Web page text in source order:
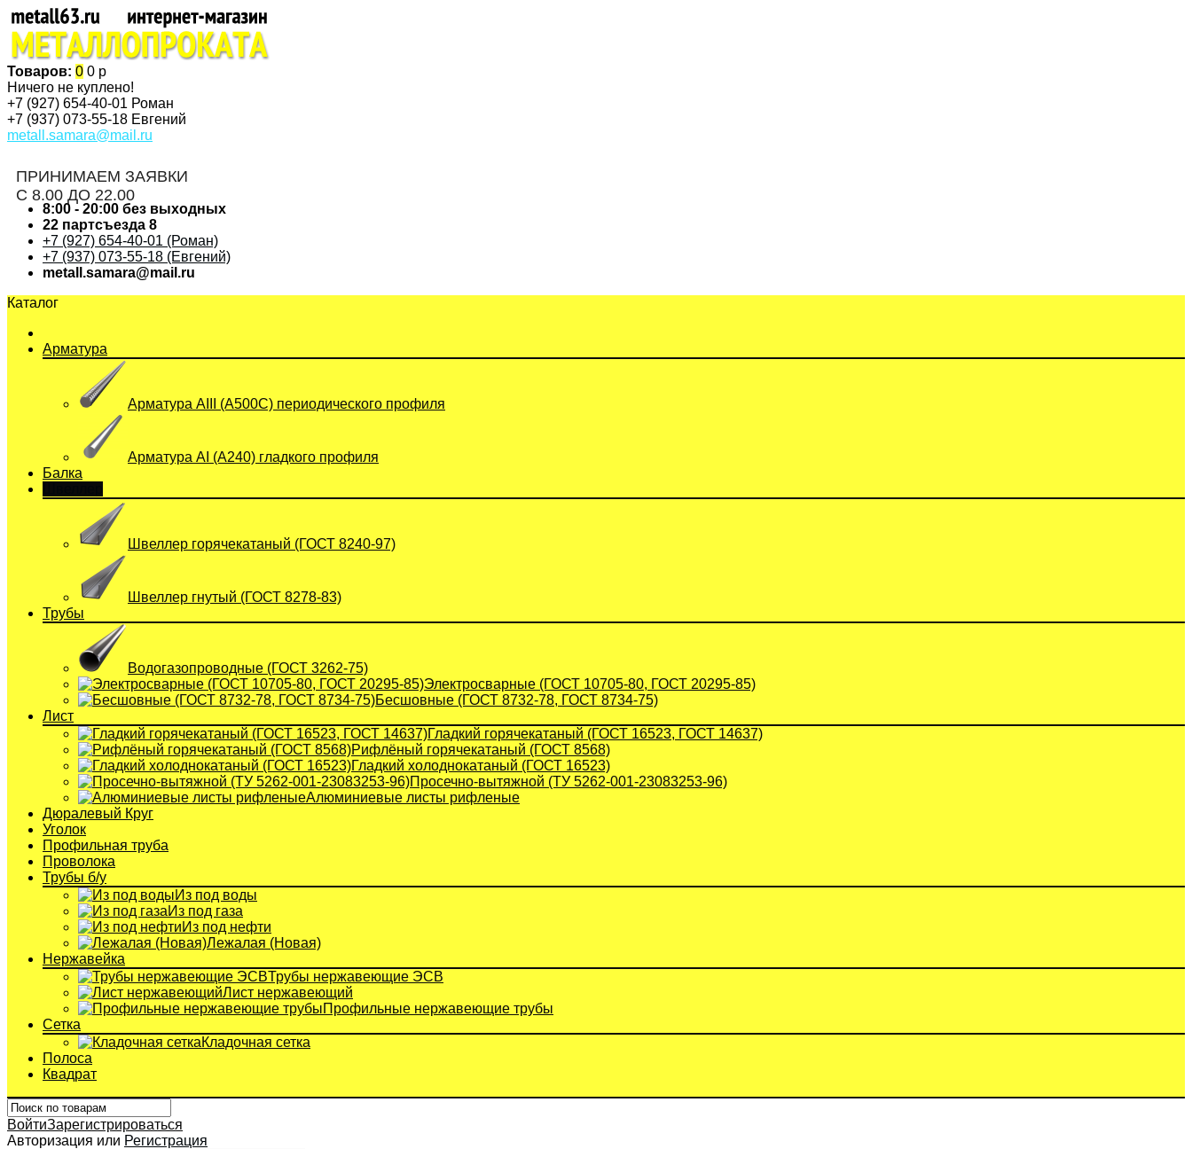
Товаров: 0 0 р
Ничего не куплено!
+7 (927) 654-40-01 Роман
+7 (937) 073-55-18 Евгений
metall.samara@mail.ru
ПРИНИМАЕМ ЗАЯВКИ
С 8.00 ДО 22.00
8:00 - 20:00 без выходных
22 партсъезда 8
+7 (927) 654-40-01 (Роман)
+7 (937) 073-55-18 (Евгений)
metall.samara@mail.ru
Каталог
Арматура
Арматура АIII (А500С) периодического профиля
Арматура АI (A240) гладкого профиля
Балка
Швеллер горячекатаный (ГОСТ 8240-97)
Швеллер гнутый (ГОСТ 8278-83)
Трубы
Водогазопроводные (ГОСТ 3262-75)
Электросварные (ГОСТ 10705-80, ГОСТ 20295-85)
Бесшовные (ГОСТ 8732-78, ГОСТ 8734-75)
Лист
Гладкий горячекатаный (ГОСТ 16523, ГОСТ 14637)
Рифлёный горячекатаный (ГОСТ 8568)
Гладкий холоднокатаный (ГОСТ 16523)
Просечно-вытяжной (ТУ 5262-001-23083253-96)
Алюминиевые листы рифленые
Дюралевый Круг
Уголок
Профильная труба
Проволока
Трубы б/у
Из под воды
Из под газа
Из под нефти
Лежалая (Новая)
Нержавейка
Трубы нержавеющие ЭСВ
Лист нержавеющий
Профильные нержавеющие трубы
Сетка
Кладочная сетка
Полоса
Квадрат
ВойтиЗарегистрироваться
Авторизация или Регистрация